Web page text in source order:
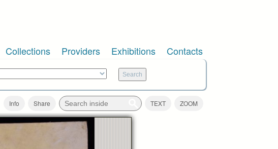
Collections Providers Exhibitions Contacts
Info Share TEXT ZOOM